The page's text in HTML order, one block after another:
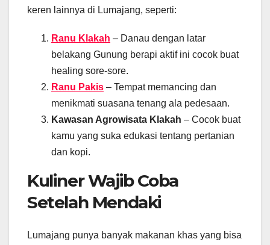
keren lainnya di Lumajang, seperti:
Ranu Klakah – Danau dengan latar
belakang Gunung berapi aktif ini cocok buat
healing sore-sore.
Ranu Pakis – Tempat memancing dan
menikmati suasana tenang ala pedesaan.
Kawasan Agrowisata Klakah – Cocok buat
kamu yang suka edukasi tentang pertanian
dan kopi.
Kuliner Wajib Coba
Setelah Mendaki
Lumajang punya banyak makanan khas yang bisa